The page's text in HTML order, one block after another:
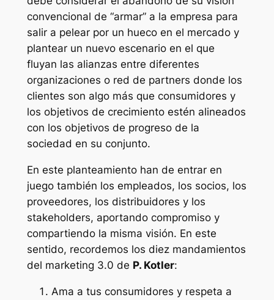
convencional de “armar” a la empresa para
salir a pelear por un hueco en el mercado y
plantear un nuevo escenario en el que
fluyan las alianzas entre diferentes
organizaciones o red de partners donde los
clientes son algo más que consumidores y
los objetivos de crecimiento estén alineados
con los objetivos de progreso de la
sociedad en su conjunto.
En este planteamiento han de entrar en
juego también los empleados, los socios, los
proveedores, los distribuidores y los
stakeholders, aportando compromiso y
compartiendo la misma visión. En este
sentido, recordemos los diez mandamientos
del marketing 3.0 de P. Kotler:
Ama a tus consumidores y respeta a